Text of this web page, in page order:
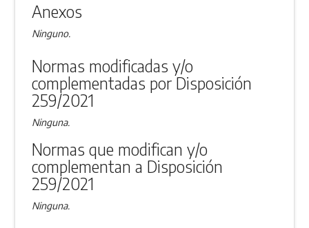
Anexos
Ninguno.
Normas modificadas y/o
complementadas por Disposición
259/2021
Ninguna.
Normas que modifican y/o
complementan a Disposición
259/2021
Ninguna.